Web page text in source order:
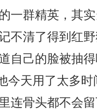
一群精英，其
不清了得到红
自己的脸被抽
今天用了太多
连骨头都不会